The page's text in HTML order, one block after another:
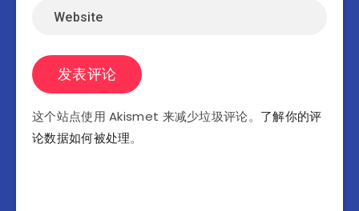
这个站点使用 Akismet 来减少垃圾评论。 了解你的评
论数据如何被处理。